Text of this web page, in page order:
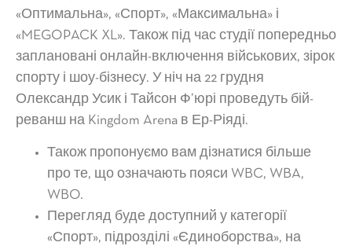
«Оптимальна», «Спорт», «Максимальна» і
«MEGOPACK XL». Також під час студії попередньо
заплановані онлайн-включення військових, зірок
спорту і шоу-бізнесу. У ніч на 22 грудня
Олександр Усик і Тайсон Ф’юрі проведуть бій-
реванш на Kingdom Arena в Ер-Ріяді.
Також пропонуємо вам дізнатися більше
про те, що означають пояси WBC, WBA,
WBO.
Перегляд буде доступний у категорії
«Спорт», підрозділі «Єдиноборства», на